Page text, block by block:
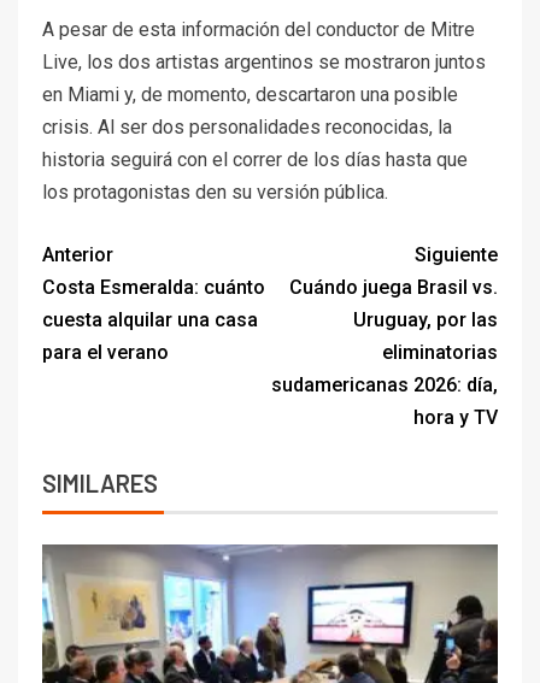
A pesar de esta información del conductor de Mitre
Live, los dos artistas argentinos se mostraron juntos
en Miami y, de momento, descartaron una posible
crisis. Al ser dos personalidades reconocidas, la
historia seguirá con el correr de los días hasta que
los protagonistas den su versión pública.
Anterior
Costa Esmeralda: cuánto
cuesta alquilar una casa
para el verano
Siguiente
Cuándo juega Brasil vs.
Uruguay, por las
eliminatorias
sudamericanas 2026: día,
hora y TV
SIMILARES